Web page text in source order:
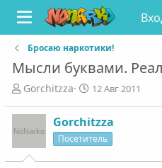
Бросаю наркотики!
Мысли буквами.
А
т
о
т
Gorchitzza
Д
а
н
12 Авг 2011
Gorchitzza
Посетитель